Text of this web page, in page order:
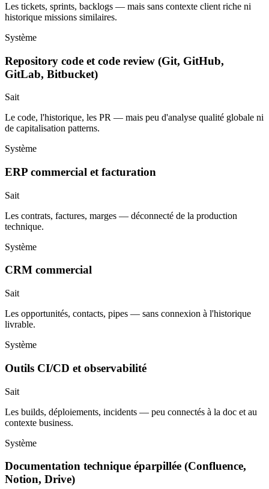
Les tickets, sprints, backlogs — mais sans contexte client riche ni
historique missions similaires.
Système
Repository code et code review (Git, GitHub,
GitLab, Bitbucket)
Sait
Le code, l'historique, les PR — mais peu d'analyse qualité globale ni
de capitalisation patterns.
Système
ERP commercial et facturation
Sait
Les contrats, factures, marges — déconnecté de la production
technique.
Système
CRM commercial
Sait
Les opportunités, contacts, pipes — sans connexion à l'historique
livrable.
Système
Outils CI/CD et observabilité
Sait
Les builds, déploiements, incidents — peu connectés à la doc et au
contexte business.
Système
Documentation technique éparpillée (Confluence,
Notion, Drive)